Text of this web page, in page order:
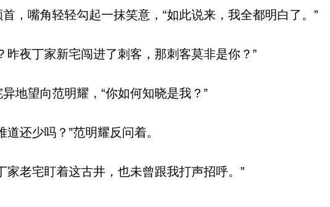
，嘴角轻轻勾起一抹笑意，“如此说来，我全都明白了。”
夜丁家新宅闯进了刺客，那刺客莫非是你？”
地望向范明耀，“你如何知晓是我？”
还少吗？”范明耀反问着。
老宅盯着这古井，也未曾跟我打声招呼。”